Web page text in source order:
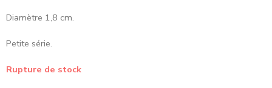
Diamètre 1,8 cm.
Petite série.
Rupture de stock